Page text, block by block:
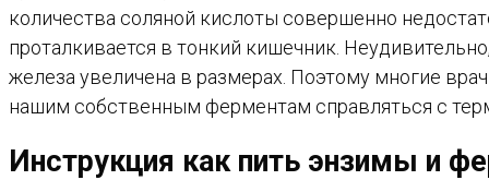
количества соляной кислоты совершенно
проталкивается в тонкий кишечник.
железа увеличена в размерах. Поэтому многие
нашим собственным ферментам справляться с
Инструкция как пить энзимы и